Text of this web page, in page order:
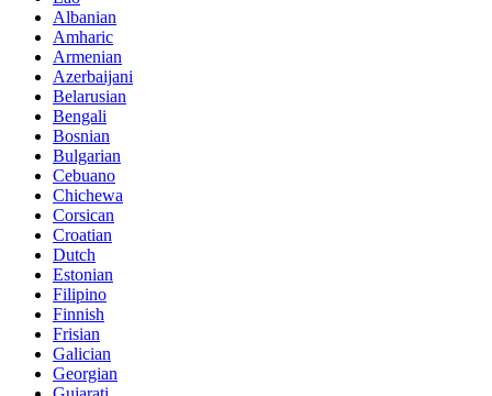
Albanian
Amharic
Armenian
Azerbaijani
Belarusian
Bengali
Bosnian
Bulgarian
Cebuano
Chichewa
Corsican
Croatian
Dutch
Estonian
Filipino
Finnish
Frisian
Galician
Georgian